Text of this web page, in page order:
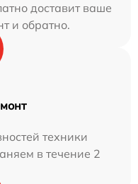
доставит ваше
и обратно.
техники
в течение 2